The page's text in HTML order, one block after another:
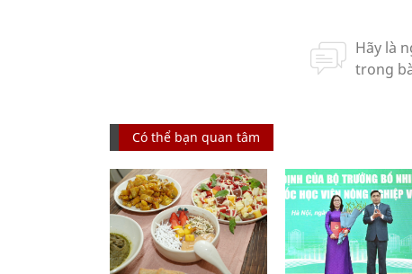
Có thể bạn quan tâm